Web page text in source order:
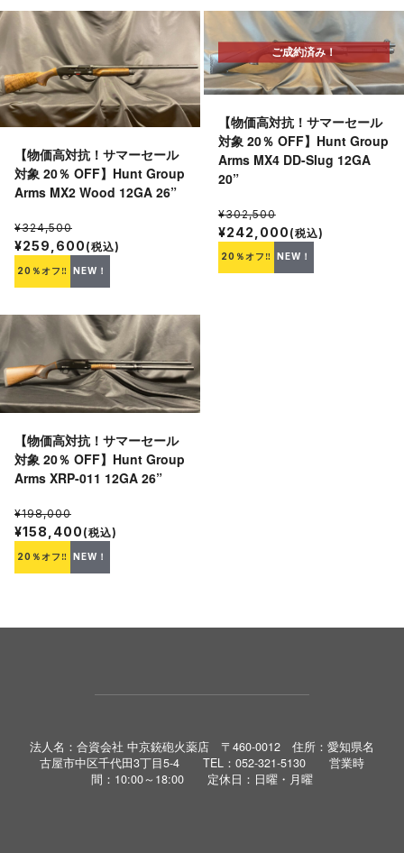
【物価高対抗！サマーセール
対象 20％ OFF】Hunt Group
Arms MX2 Wood 12GA 26”
¥324,500
¥259,600 (税込)
20％オフ‼ NEW！
ご成約済み！
【物価高対抗！サマーセール
対象 20％ OFF】Hunt Group
Arms MX4 DD-Slug 12GA
20”
¥302,500
¥242,000 (税込)
20％オフ‼ NEW！
【物価高対抗！サマーセール
対象 20％ OFF】Hunt Group
Arms XRP-011 12GA 26”
¥198,000
¥158,400 (税込)
20％オフ‼ NEW！
法人名：合資会社 中京銃砲火薬店 〒460-0012 住所：愛知県名
古屋市中区千代田3丁目5-4 TEL：052-321-5130 営業時
間：10:00～18:00 定休日：日曜・月曜